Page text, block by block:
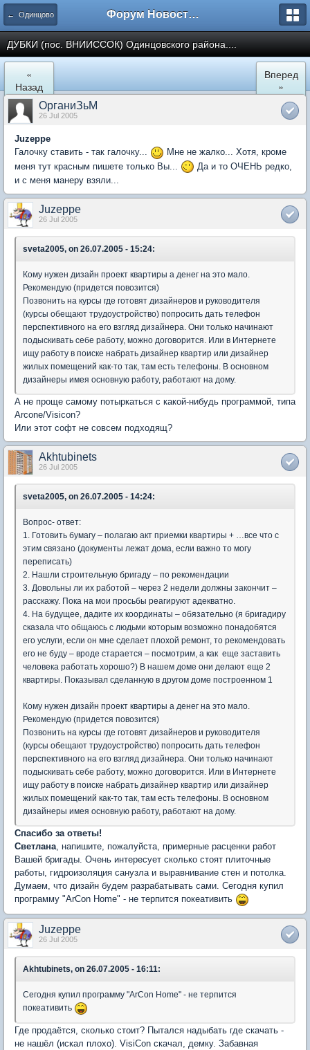
← Одинцово Форум Новостройки
ДУБКИ (пос. ВНИИССОК) Одинцовского района....
«
Назад
Вперед
»
ОрганиЗьМ
26 Jul 2005
Juzeppe
Галочку ставить - так галочку...
Мне не жалко... Хотя, кроме
меня тут красным пишете только Вы...
Да и то ОЧЕНЬ редко,
и с меня манеру взяли...
Juzeppe
26 Jul 2005
sveta2005, on 26.07.2005 - 15:24:
Кому нужен дизайн проект квартиры а денег на это мало.
Рекомендую (придется повозится)
Позвонить на курсы где готовят дизайнеров и руководителя
(курсы обещают трудоустройство) попросить дать телефон
перспективного на его взгляд дизайнера. Они только начинают
подыскивать себе работу, можно договорится. Или в Интернете
ищу работу в поиске набрать дизайнер квартир или дизайнер
жилых помещений как-то так, там есть телефоны. В основном
дизайнеры имея основную работу, работают на дому.
А не проще самому потыркаться с какой-нибудь программой, типа
Arcone/Visicon?
Или этот софт не совсем подходящ?
Akhtubinets
26 Jul 2005
sveta2005, on 26.07.2005 - 14:24:
Вопрос- ответ:
1. Готовить бумагу – полагаю акт приемки квартиры + …все что с
этим связано (документы лежат дома, если важно то могу
переписать)
2. Нашли строительную бригаду – по рекомендации
3. Довольны ли их работой – через 2 недели должны закончит –
расскажу. Пока на мои просьбы реагируют адекватно.
4. На будущее, дадите их координаты – обязательно (я бригадиру
сказала что общаюсь с людьми которым возможно понадобятся
его услуги, если он мне сделает плохой ремонт, то рекомендовать
его не буду – вроде старается – посмотрим, а как еще заставить
человека работать хорошо?) В нашем доме они делают еще 2
квартиры. Показывал сделанную в другом доме построенном 1
Кому нужен дизайн проект квартиры а денег на это мало.
Рекомендую (придется повозится)
Позвонить на курсы где готовят дизайнеров и руководителя
(курсы обещают трудоустройство) попросить дать телефон
перспективного на его взгляд дизайнера. Они только начинают
подыскивать себе работу, можно договорится. Или в Интернете
ищу работу в поиске набрать дизайнер квартир или дизайнер
жилых помещений как-то так, там есть телефоны. В основном
дизайнеры имея основную работу, работают на дому.
Спасибо за ответы!
Светлана, напишите, пожалуйста, примерные расценки работ
Вашей бригады. Очень интересует сколько стоят плиточные
работы, гидроизоляция санузла и выравнивание стен и потолка.
Думаем, что дизайн будем разрабатывать сами. Сегодня купил
программу "ArCon Home" - не терпится покеативить
Juzeppe
26 Jul 2005
Akhtubinets, on 26.07.2005 - 16:11:
Сегодня купил программу "ArCon Home" - не терпится
покеативить
Где продаётся, сколько стоит? Пытался надыбать где скачать -
не нашёл (искал плохо). VisiCon скачал, демку. Забавная